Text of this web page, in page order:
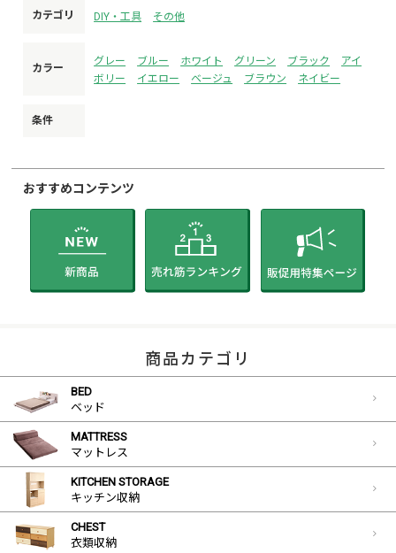
※発注後のキャンセル受け付けられません。
※必ずお客様に商品ページ内の内容をご確認の上ご注文いた
だくようお願いいたします。
カテゴリ DIY・工具 その他
カラー
グレー ブルー ホワイト グリーン ブラック
アイ
ボリー
イエロー ベージュ ブラウン ネイビー
条件
おすすめコンテンツ
商品カテゴリ
BED
ベッド
MATTRESS
マットレス
KITCHEN STORAGE
キッチン収納
CHEST
衣類収納